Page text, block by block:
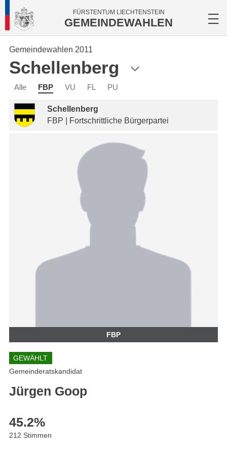
FÜRSTENTUM LIECHTENSTEIN
GEMEINDEWAHLEN
Gemeindewahlen 2011
Schellenberg
Alle FBP VU FL PU
Schellenberg
FBP | Fortschrittliche Bürgerpartei
FBP
GEWÄHLT
Gemeinderatskandidat
Jürgen Goop
45.2%
212 Stimmen